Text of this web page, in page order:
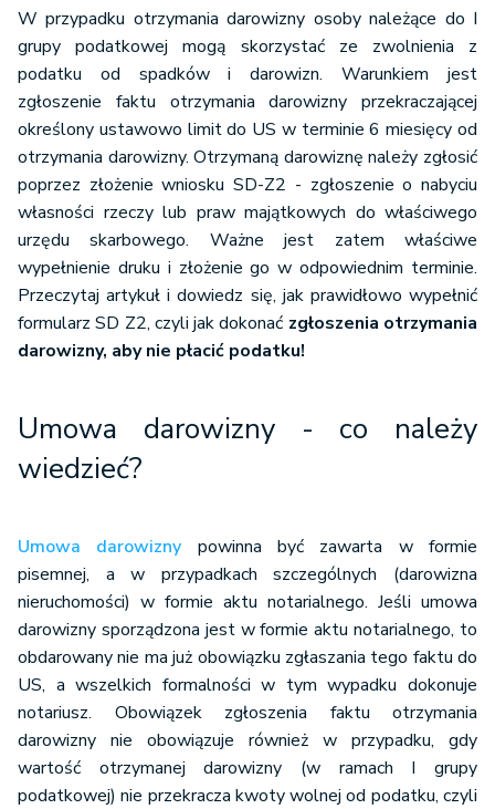
Formularz SD Z2 - dane wnioskodawcy i darczyńcy
Formularz SD Z2 - wielkość nabywanego udziału w rzeczy lub
w prawie majątkowym
Formularz SD Z2 - zgłoszenie darowizny od rodziców a
określenie stosunku pokrewieństwa
Formularz SD Z2 - darowizna pieniężna
Formularz SD Z2 - data złożenia i podpis
W przypadku otrzymania darowizny osoby należące do I
grupy podatkowej mogą skorzystać ze zwolnienia z
podatku od spadków i darowizn. Warunkiem jest
zgłoszenie faktu otrzymania darowizny przekraczającej
określony ustawowo limit do US w terminie 6 miesięcy od
otrzymania darowizny. Otrzymaną darowiznę należy zgłosić
poprzez złożenie wniosku SD-Z2 - zgłoszenie o nabyciu
własności rzeczy lub praw majątkowych do właściwego
urzędu skarbowego. Ważne jest zatem właściwe
wypełnienie druku i złożenie go w odpowiednim terminie.
Przeczytaj artykuł i dowiedz się, jak prawidłowo wypełnić
formularz SD Z2, czyli jak dokonać zgłoszenia otrzymania
darowizny, aby nie płacić podatku!
Umowa darowizny - co należy
wiedzieć?
Umowa darowizny powinna być zawarta w formie
pisemnej, a w przypadkach szczególnych (darowizna
nieruchomości) w formie aktu notarialnego. Jeśli umowa
darowizny sporządzona jest w formie aktu notarialnego, to
obdarowany nie ma już obowiązku zgłaszania tego faktu do
US, a wszelkich formalności w tym wypadku dokonuje
notariusz. Obowiązek zgłoszenia faktu otrzymania
darowizny nie obowiązuje również w przypadku, gdy
wartość otrzymanej darowizny (w ramach I grupy
podatkowej) nie przekracza kwoty wolnej od podatku, czyli